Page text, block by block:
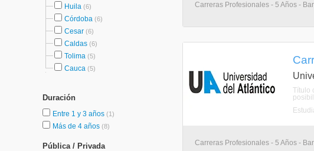
Huila (6)
Córdoba (6)
Cesar (6)
Caldas (6)
Tolima (5)
Cauca (5)
Duración
Entre 1 y 3 años (1)
Más de 4 años (8)
Pública / Privada
Carreras Profesionales - 5 Años -
Título
Carreras Profesionales - 5 Años -